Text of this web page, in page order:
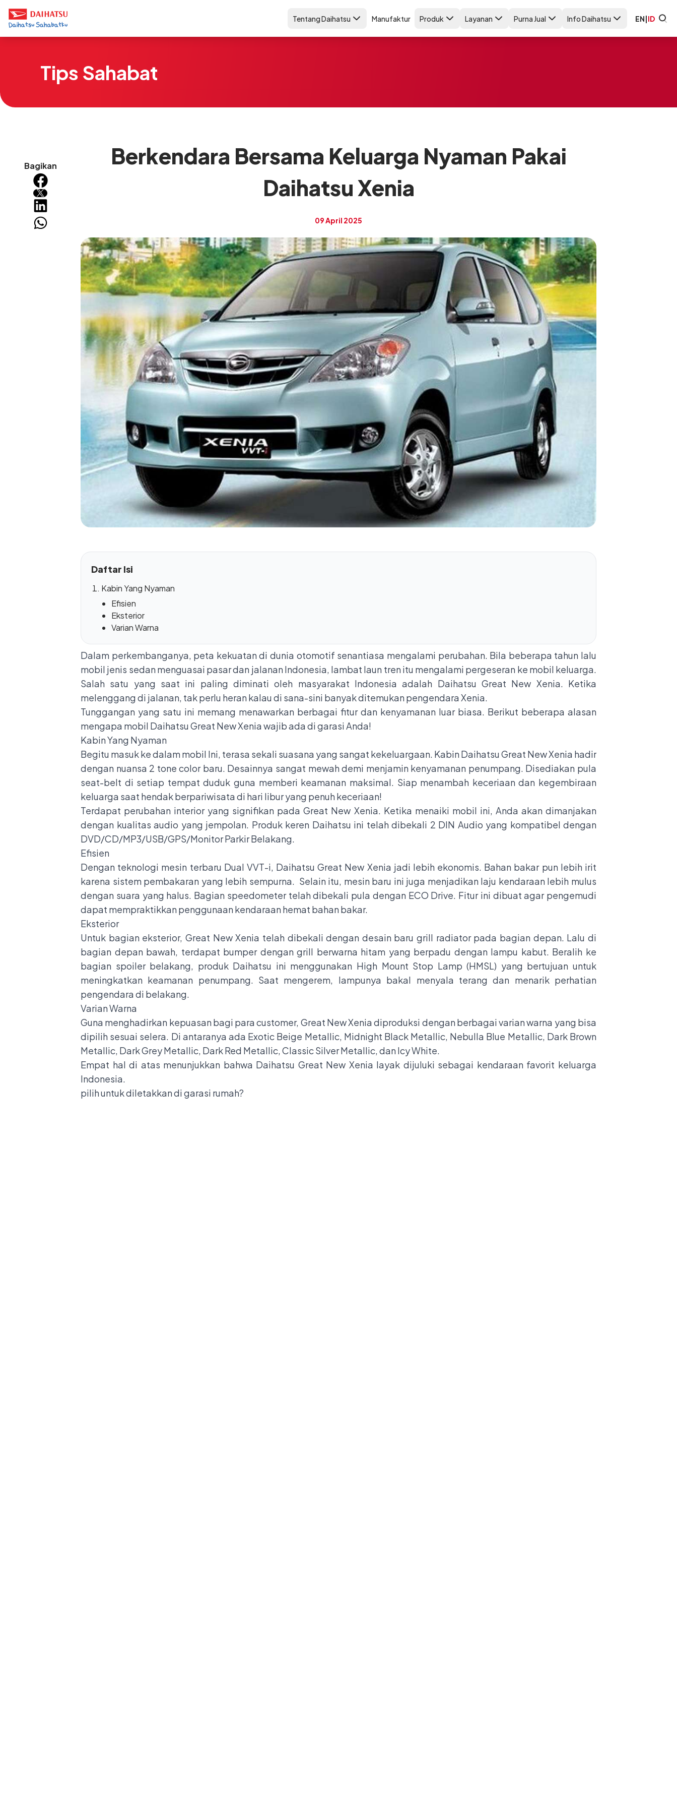
Tentang Daihatsu Manufaktur Produk Layanan Purna Jual Info Daihatsu EN|ID
Tips Sahabat
Bagikan
Berkendara Bersama Keluarga Nyaman Pakai
Daihatsu Xenia
09 April 2025
Daftar Isi
Kabin Yang Nyaman
Efisien
Eksterior
Varian Warna
Dalam perkembanganya, peta kekuatan di dunia otomotif senantiasa mengalami perubahan. Bila beberapa tahun lalu
mobil jenis sedan menguasai pasar dan jalanan Indonesia, lambat laun tren itu mengalami pergeseran ke mobil keluarga.
Salah satu yang saat ini paling diminati oleh masyarakat Indonesia adalah Daihatsu Great New Xenia. Ketika
melenggang di jalanan, tak perlu heran kalau di sana-sini banyak ditemukan pengendara Xenia.
Tunggangan yang satu ini memang menawarkan berbagai fitur dan kenyamanan luar biasa. Berikut beberapa alasan
mengapa mobil Daihatsu Great New Xenia wajib ada di garasi Anda!
Kabin Yang Nyaman
Begitu masuk ke dalam mobil Ini, terasa sekali suasana yang sangat kekeluargaan. Kabin Daihatsu Great New Xenia hadir
dengan nuansa 2 tone color baru. Desainnya sangat mewah demi menjamin kenyamanan penumpang. Disediakan pula
seat-belt di setiap tempat duduk guna memberi keamanan maksimal. Siap menambah keceriaan dan kegembiraan
keluarga saat hendak berpariwisata di hari libur yang penuh keceriaan!
Terdapat perubahan interior yang signifikan pada Great New Xenia. Ketika menaiki mobil ini, Anda akan dimanjakan
dengan kualitas audio yang jempolan. Produk keren Daihatsu ini telah dibekali 2 DIN Audio yang kompatibel dengan
DVD/CD/MP3/USB/GPS/Monitor Parkir Belakang.
Efisien
Dengan teknologi mesin terbaru Dual VVT-i, Daihatsu Great New Xenia jadi lebih ekonomis. Bahan bakar pun lebih irit
karena sistem pembakaran yang lebih sempurna. Selain itu, mesin baru ini juga menjadikan laju kendaraan lebih mulus
dengan suara yang halus. Bagian speedometer telah dibekali pula dengan ECO Drive. Fitur ini dibuat agar pengemudi
dapat mempraktikkan penggunaan kendaraan hemat bahan bakar.
Eksterior
Untuk bagian eksterior, Great New Xenia telah dibekali dengan desain baru grill radiator pada bagian depan. Lalu di
bagian depan bawah, terdapat bumper dengan grill berwarna hitam yang berpadu dengan lampu kabut. Beralih ke
bagian spoiler belakang, produk Daihatsu ini menggunakan High Mount Stop Lamp (HMSL) yang bertujuan untuk
meningkatkan keamanan penumpang. Saat mengerem, lampunya bakal menyala terang dan menarik perhatian
pengendara di belakang.
Varian Warna
Guna menghadirkan kepuasan bagi para customer, Great New Xenia diproduksi dengan berbagai varian warna yang bisa
dipilih sesuai selera. Di antaranya ada Exotic Beige Metallic, Midnight Black Metallic, Nebulla Blue Metallic, Dark Brown
Metallic, Dark Grey Metallic, Dark Red Metallic, Classic Silver Metallic, dan Icy White.
Empat hal di atas menunjukkan bahwa Daihatsu Great New Xenia layak dijuluki sebagai kendaraan favorit keluarga
Indonesia.
pilih untuk diletakkan di garasi rumah?